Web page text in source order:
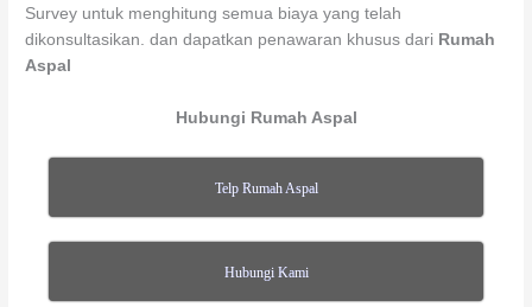
Survey untuk menghitung semua biaya yang telah
dikonsultasikan. dan dapatkan penawaran khusus dari Rumah
Aspal
Hubungi Rumah Aspal
Telp Rumah Aspal
Hubungi Kami